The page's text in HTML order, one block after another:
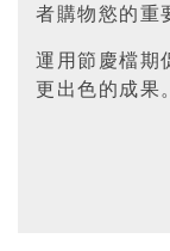
者購物慾的重
運用節慶檔期
更出色的成果。